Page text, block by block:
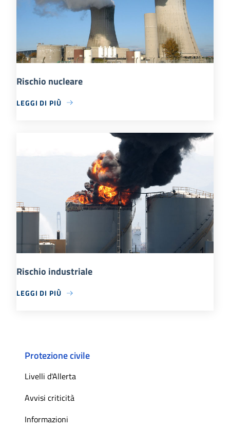
Rischio nucleare
LEGGI DI PIÙ
Rischio industriale
LEGGI DI PIÙ
Protezione civile
Livelli d'Allerta
Avvisi criticità
Informazioni